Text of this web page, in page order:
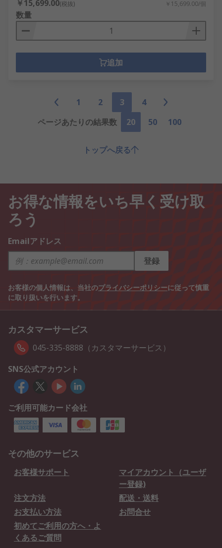
￥15,699.00(税抜) ￥15,699.00/個
数量
追加
1 2 3
4
ページあたりの結果数
20 50 100
トップへ戻る
お得な情報をいち早く受け取
ろう
Emailアドレス
登録
お客様の個人情報は、当社のプライバシーポリシーに従って慎重
に取り扱いを行います。
カスタマーサービス
045-335-8888（カスタマーサービス）
SNS公式アカウント
ご利用可能カード会社
その他のサービス
お客様サポート
マイアカウント（ユーザ
ー登録)
注文方法
配送・送料
お支払い方法
お問合せ
初めてご利用の方へ・よ
くあるご質問